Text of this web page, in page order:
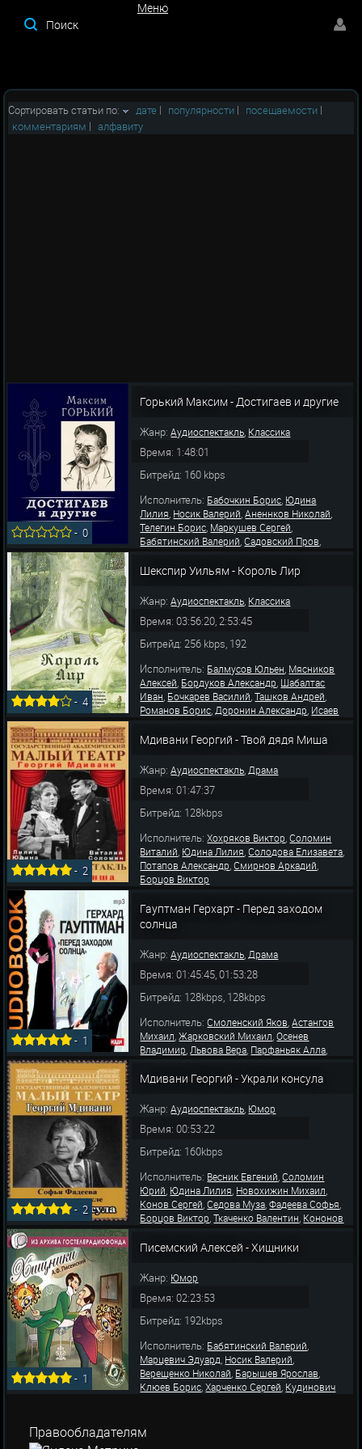
Меню
Сортировать статьи по: дате | популярности | посещаемости |
комментариям | алфавиту
-0
Горький Максим - Достигаев и другие
Жанр:Аудиоспектакль, Классика
Время: 1:48:01
Битрейд: 160 kbps
Исполнитель: Бабочкин Борис, Юдина
Лилия, Носик Валерий,Аненнков Николай,
Телегин Борис, Маркушев Сергей,
Бабятинский Валерий,Садовский Пров,
Сергей,Сергеев Геннадий,Щербинина
,
Торчинска
-4
Шекспир Уильям - Король Лир
Жанр:Аудиоспектакль, Классика
Время: 03:56:20, 2:53:45
Битрейд: 256 kbps, 192
Исполнитель: Балмусов Юльен, Мясников
Алексей, Бордуков Александр, Шабалтас
Иван, Бочкарев Василий,Ташков Андрей,
Романов Борис,Доронин Александр, Исаев
Евгения,Коренева Елена,Кутепова Ксения
-2
Мдивани Георгий - Твой дядя Миша
Жанр:Аудиоспектакль,Драма
Время: 01:47:37
Битрейд: 128kbps
Исполнитель:Хохряков Виктор,Соломин
Виталий, Юдина Лилия,Солодова Елизавета,
Потапов Александр,Смирнов Аркадий,
Борцов Виктор
- 1
Гауптман Герхарт - Перед заходом
солнца
Жанр:Аудиоспектакль,Драма
Время: 01:45:45, 01:53:28
Битрейд: 128kbps, 128kbps
Исполнитель:Смоленский Яков,Астангов
Михаил,Жарковский Михаил,Осенев
Владимир,Львова Вера, Парфаньяк Алла,
Николай,Пажитнов Николай,Граве
Иван, Орочко Анна,Целиковская Людмила
Борисов
-2
Мдивани Георгий - Украли консула
Жанр:Аудиоспектакль Юмор
Время: 00:53:22
Битрейд: 160kbps
Исполнитель: Весник Евгений ,Соломин
Юрий Юдина Лилия Новохижин Михаил
Конов Сергей ,Седова Муза ,Фадеева Софья
Борцов Виктор ,Ткаченко Валентин Кононов
- 1
Писемский Алексей - Хищники
Жанр: Юмор
Время: 02:23:53
Битрейд: 192kbps
Исполнитель: Бабятинский Валерий,
Марцевич Эдуард, Носик Валерий,
Верещенко Николай, Барышев Ярослав,
Клюев Борис,Харченко Сергей, Кудинович
Правообладателям